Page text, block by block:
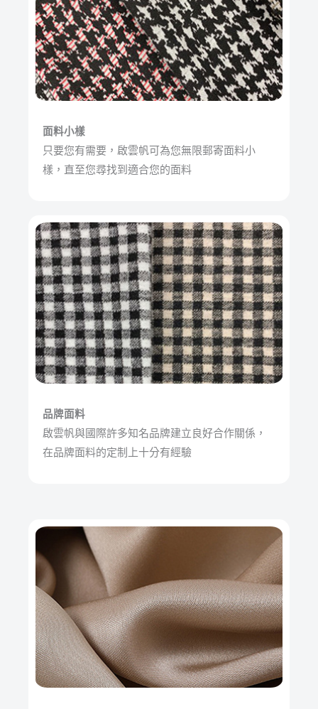
面料小樣
只要您有需要，啟雲帆可為您無限郵寄面料小
樣，直至您尋找到適合您的面料
品牌面料
啟雲帆與國際許多知名品牌建立良好合作關係，
在品牌面料的定制上十分有經驗